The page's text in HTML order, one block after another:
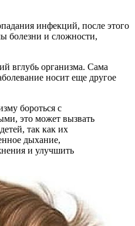
инфекций, после этого
болезни и сложности,
вглубь организма. Сама
носит еще другое
бороться с
это может вызвать
так как их
дыхание,
и улучшить